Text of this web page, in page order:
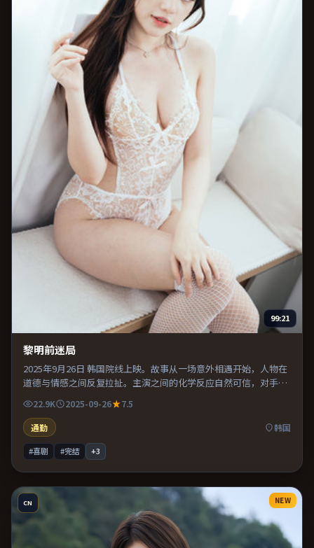
99:21
黎明前迷局
2025年9月26日 韩国院线上映。故事从一场意外相遇开始，人物在
道德与情感之间反复拉扯。主演之间的化学反应自然可信，对手戏
张力贯穿全片。既有类型片爽感，也保留作者表达，口碑潜力不
俗。
22.9K 2025-09-26
7.5
通勤
韩国
#喜剧 #完结 +3
CN NEW